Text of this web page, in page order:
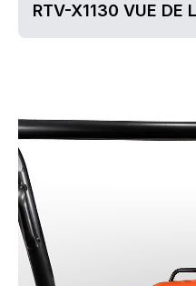
RTV-X1130 VUE DE